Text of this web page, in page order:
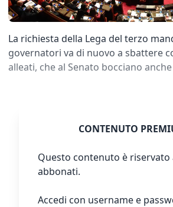
La richiesta della Lega del terzo
governatori va di nuovo a sbattere
alleati, che al Senato bocciano
CONTENUTO
Questo contenuto è riservato
abbonati.
Accedi con username e